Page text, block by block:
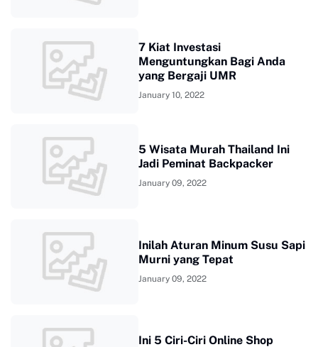
7 Kiat Investasi
Menguntungkan Bagi Anda
yang Bergaji UMR
January 10, 2022
5 Wisata Murah Thailand Ini
Jadi Peminat Backpacker
January 09, 2022
Inilah Aturan Minum Susu Sapi
Murni yang Tepat
January 09, 2022
Ini 5 Ciri-Ciri Online Shop